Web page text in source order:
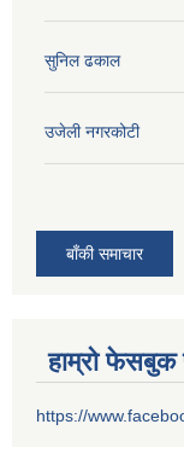
सुनिल ढकाल
उजेली नगरकोटी
बाँकी समाचार
हाम्रो
https://